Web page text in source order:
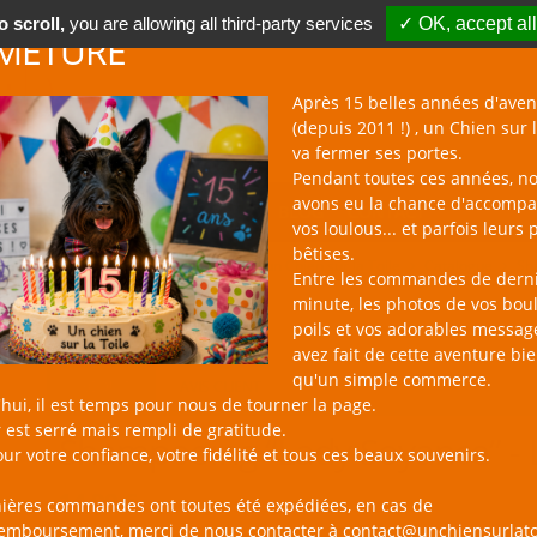
Après 15 belles années
(depuis 2011 !) , un Chien sur
va fermer ses portes.
Pendant toutes ces années,
avons eu la chance
vos loulous... et parfois leurs
bêtises.
Entre les commandes de
minute, les photos de vos
poils et vos adorables
avez fait de cette aventure
qu'un simple commerce.
il est temps pour nous de tourner la page.
est serré mais rempli de gratitude.
votre confiance, votre fidélité et tous ces beaux souvenirs.
commandes ont toutes été expédiées, en cas de
merci de nous contacter à
NAC NOUVEAUTÉS BLOG CONTACT
un Chien sur la Toile
Shampooing “Lady Soyance” -
14,90 €
scroll,you are allowing all third-party services ✓ OK, accept all